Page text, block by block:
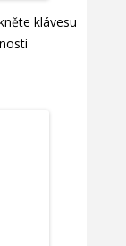
klávesu